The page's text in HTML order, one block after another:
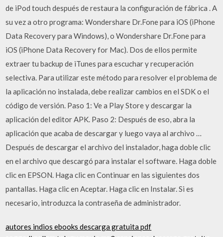
de iPod touch después de restaura la configuración de fábrica . A
su vez a otro programa: Wondershare Dr.Fone para iOS (iPhone
Data Recovery para Windows), o Wondershare Dr.Fone para
iOS (iPhone Data Recovery for Mac). Dos de ellos permite
extraer tu backup de iTunes para escuchar y recuperación
selectiva. Para utilizar este método para resolver el problema de
la aplicación no instalada, debe realizar cambios en el SDK o el
código de versión. Paso 1: Ve a Play Store y descargar la
aplicación del editor APK. Paso 2: Después de eso, abra la
aplicación que acaba de descargar y luego vaya al archivo …
Después de descargar el archivo del instalador, haga doble clic
en el archivo que descargó para instalar el software. Haga doble
clic en EPSON. Haga clic en Continuar en las siguientes dos
pantallas. Haga clic en Aceptar. Haga clic en Instalar. Si es
necesario, introduzca la contraseña de administrador.
autores indios ebooks descarga gratuita pdf